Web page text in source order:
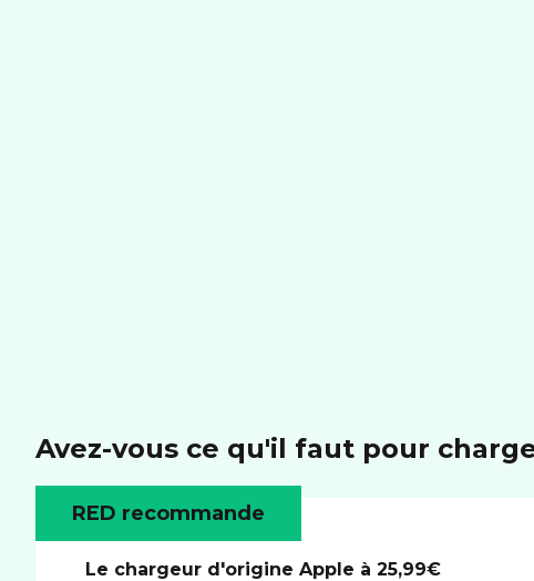
Avez-vous ce qu'il faut pour
RED recommande
Le chargeur d'origine Apple à 25,99€